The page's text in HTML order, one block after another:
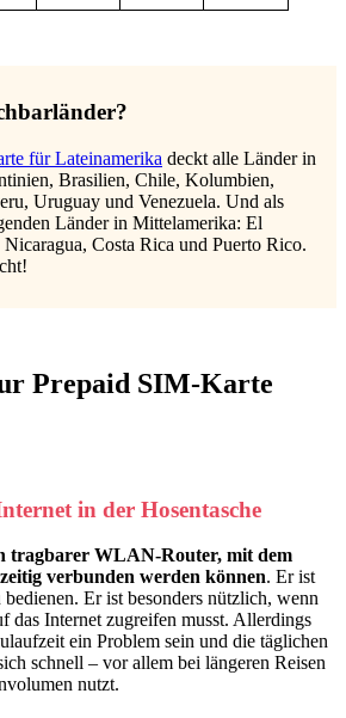
für Lateinamerika deckt alle Länder in
Brasilien, Chile, Kolumbien,
Uruguay und Venezuela. Und als
Länder in Mittelamerika: El
Nicaragua, Costa Rica und Puerto Rico.
Prepaid SIM-Karte
in der Hosentasche
tragbarer WLAN-Router, mit dem
verbunden werden können. Er ist
Er ist besonders nützlich, wenn
das Internet zugreifen musst. Allerdings
ein Problem sein und die täglichen
schnell – vor allem bei längeren Reisen
nutzt.